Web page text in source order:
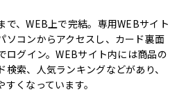
で、WEB上で完結。専用WEBサイト
ソコンからアクセスし、カード裏面
ログイン。WEBサイト内には商品の
索、人気ランキングなどがあり、
くなっています。